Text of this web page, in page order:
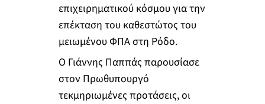
επιχειρηματικού κόσμου για την
επέκταση του καθεστώτος του
μειωμένου ΦΠΑ στη Ρόδο.
Ο Γιάννης Παππάς παρουσίασε
στον Πρωθυπουργό
τεκμηριωμένες προτάσεις, οι